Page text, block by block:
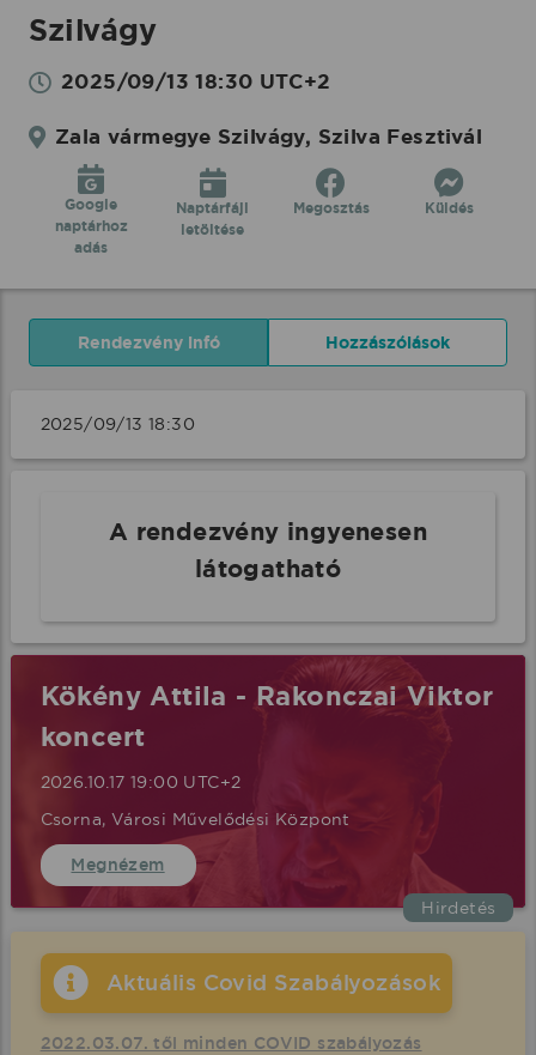
Szilvágy
2025/09/13 18:30 UTC+2
Zala vármegye Szilvágy, Szilva Fesztivál
Google
naptárhoz
adás
Naptárfájl
letöltése
Megosztás Küldés
Rendezvény infó Hozzászólások
2025/09/13 18:30
A rendezvény ingyenesen
látogatható
Hirdetés
Kökény Attila - Rakonczai Viktor
koncert
2026.10.17 19:00 UTC+2
Csorna, Városi Művelődési Központ
Megnézem
Aktuális Covid Szabályozások
2022.03.07. től minden COVID szabályozás